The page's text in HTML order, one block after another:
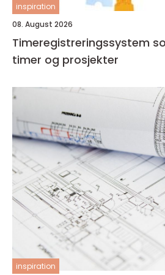
inspiration
08. August 2026
Timeregistreringssystem
timer og prosjekter
inspiration